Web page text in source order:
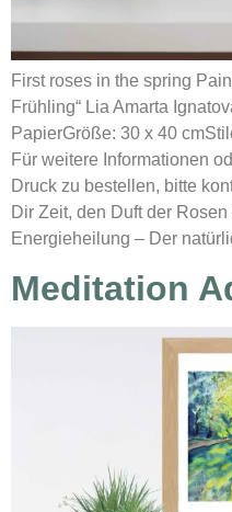
First roses in the spring
Frühling“ Lia Amarta
PapierGröße: 30 x 40
Für weitere Informationen
Druck zu bestellen, bitte
Dir Zeit, den Duft der
Energieheilung – Der
Meditation